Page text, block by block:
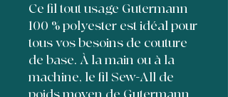
Ce fil tout usage Gutermann
100 % polyester est idéal pour
tous vos besoins de couture
de base. À la main ou à la
machine, le fil Sew-All de